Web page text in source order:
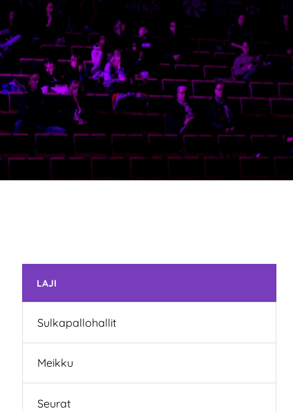
Ohita valikko
LAJI
Sulkapallohallit
Meikku
Seurat